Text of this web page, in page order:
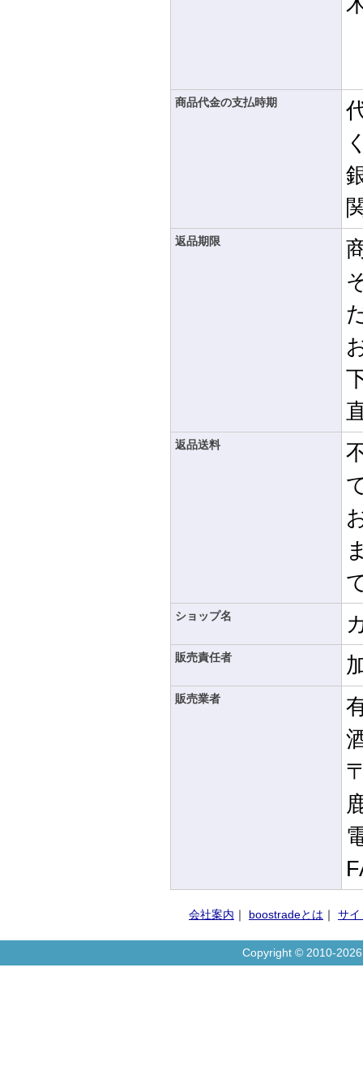
商品代金の支払時期
返品期限
返品送料
ショップ名
販売責任者
販売業者
会社案内 ｜ boostradeとは ｜ サイ
Copyright © 2010-